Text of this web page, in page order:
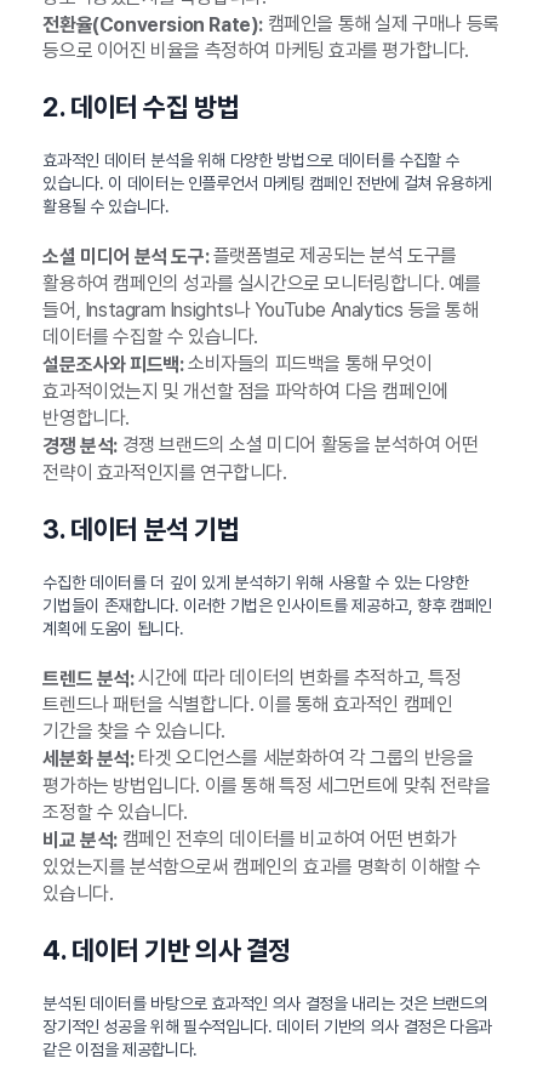
전환율(Conversion Rate):캠페인을 통해 실제 구매나 등록
등으로 이어진 비율을 측정하여 마케팅 효과를 평가합니다.
2. 데이터 수집 방법
효과적인 데이터 분석을 위해 다양한 방법으로 데이터를 수집할 수
있습니다. 이 데이터는 인플루언서 마케팅 캠페인 전반에 걸쳐 유용하게
활용될 수 있습니다.
소셜 미디어 분석 도구:플랫폼별로 제공되는 분석 도구를
활용하여 캠페인의 성과를 실시간으로 모니터링합니다. 예를
들어, Instagram Insights나 YouTube Analytics 등을 통해
데이터를 수집할 수 있습니다.
설문조사와 피드백:소비자들의 피드백을 통해 무엇이
효과적이었는지 및 개선할 점을 파악하여 다음 캠페인에
반영합니다.
경쟁 분석:경쟁 브랜드의 소셜 미디어 활동을 분석하여 어떤
전략이 효과적인지를 연구합니다.
3. 데이터 분석 기법
수집한 데이터를 더 깊이 있게 분석하기 위해 사용할 수 있는 다양한
기법들이 존재합니다. 이러한 기법은 인사이트를 제공하고, 향후 캠페인
계획에 도움이 됩니다.
트렌드 분석:시간에 따라 데이터의 변화를 추적하고, 특정
트렌드나 패턴을 식별합니다. 이를 통해 효과적인 캠페인
기간을 찾을 수 있습니다.
세분화 분석:타겟 오디언스를 세분화하여 각 그룹의 반응을
평가하는 방법입니다. 이를 통해 특정 세그먼트에 맞춰 전략을
조정할 수 있습니다.
비교 분석:캠페인 전후의 데이터를 비교하여 어떤 변화가
있었는지를 분석함으로써 캠페인의 효과를 명확히 이해할 수
있습니다.
4. 데이터 기반 의사 결정
분석된 데이터를 바탕으로 효과적인 의사 결정을 내리는 것은 브랜드의
장기적인 성공을 위해 필수적입니다. 데이터 기반의 의사 결정은 다음과
같은 이점을 제공합니다.